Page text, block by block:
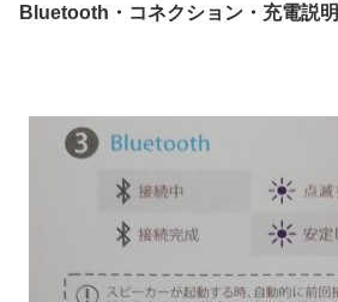
Bluetooth・コネクション・充電説明